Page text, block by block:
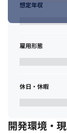
想定年収
雇用形態
休日・休暇
開発環境・